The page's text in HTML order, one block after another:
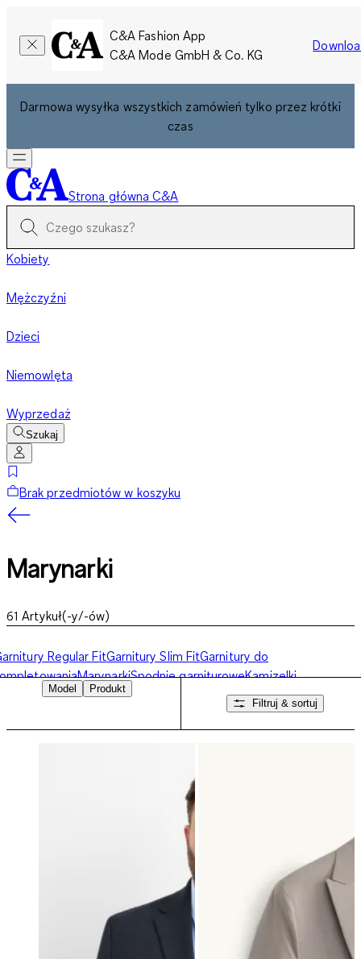
C&A Fashion App
C&A Mode GmbH & Co. KG
Darmowa wysyłka wszystkich zamówień tylko przez krótki
czas
Strona główna C&A
Kobiety
Mężczyźni
Dzieci
Niemowlęta
Wyprzedaż
Szukaj
Brak przedmiotów w koszyku
Marynarki
61 Artykuł(-y/-ów)
Regular FitGarnitury Slim FitGarnitury do
MarynarkiSpodnie garnituroweKamizelki
Zestawy garniturowe Koszule biznesowe
Model
Produkt
Filtruj & sortuj